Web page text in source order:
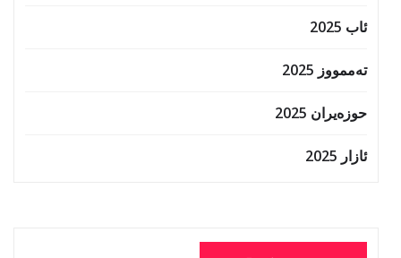
ئاب 2025
تەممووز 2025
حوزه‌یران 2025
ئازار 2025